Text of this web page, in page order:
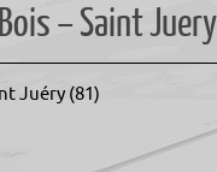
– Saint
Juéry (81)